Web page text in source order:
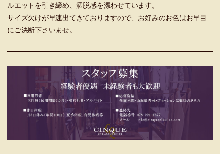
ルエットを引き締め、洒脱感を漂わせています。
サイズ欠けが早速出てきておりますので、お好みのお色はお早目
にご決断下さいませ。